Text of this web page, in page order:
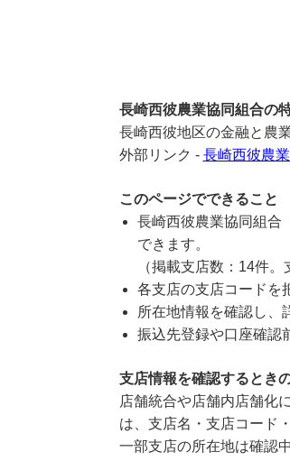
長崎西彼農業協同組合の
長崎西彼地区の金融と農
外部リンク - 長崎西彼農
このページでできること
長崎西彼農業協同組合
できます。
（掲載支店数：14件。
各支店の支店コードを
所在地情報を確認し、
振込先登録や口座確認
支店情報を確認するとき
店舗統合や店舗内店舗化
は、支店名・支店コード
一部支店の所在地は確認